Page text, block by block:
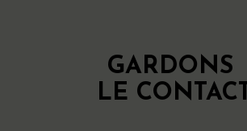
GARDONS
LE CONTACT